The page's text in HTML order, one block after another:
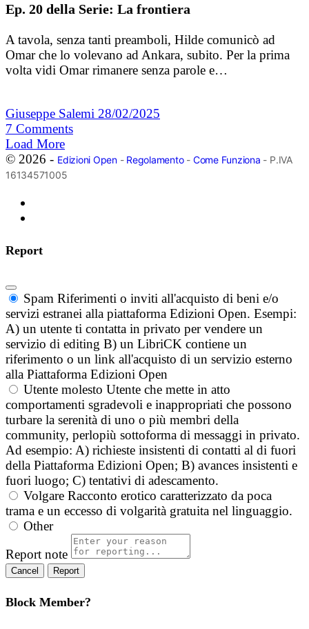
Ep. 20 della Serie: La frontiera
A tavola, senza tanti preamboli, Hilde comunicò ad
Omar che lo volevano ad Ankara, subito. Per la prima
volta vidi Omar rimanere senza parole e…
Giuseppe Salemi 28/02/2025
7 Comments
Load More
© 2026 - Edizioni Open- Regolamento- Come Funziona - P.IVA
16134571005
Report
Spam Riferimenti o inviti all'acquisto di beni e/o
servizi estranei alla piattaforma Edizioni Open. Esempi:
A) un utente ti contatta in privato per vendere un
servizio di editing B) un LibriCK contiene un
riferimento o un link all'acquisto di un servizio esterno
alla Piattaforma Edizioni Open
Utente molesto Utente che mette in atto
comportamenti sgradevoli e inappropriati che possono
turbare la serenità di uno o più membri della
community, perlopiù sottoforma di messaggi in privato.
Ad esempio: A) richieste insistenti di contatti al di fuori
della Piattaforma Edizioni Open; B) avances insistenti e
fuori luogo; C) tentativi di adescamento.
Volgare Racconto erotico caratterizzato da poca
trama e un eccesso di volgarità gratuita nel linguaggio.
Other
Report note
Report
Block Member?